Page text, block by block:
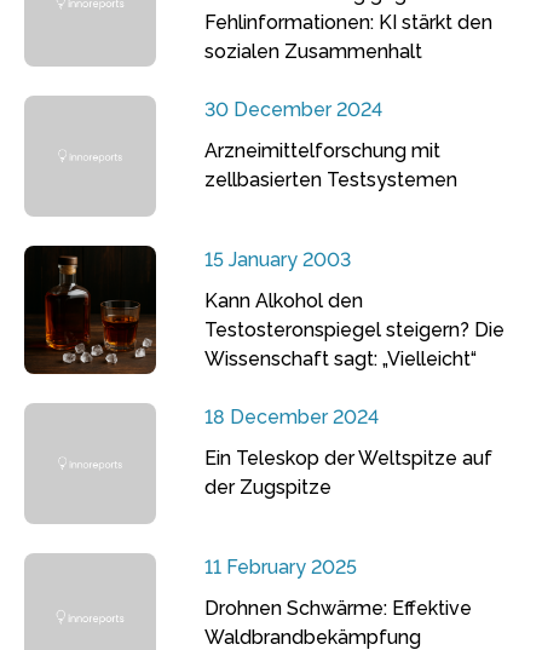
Fehlinformationen: KI stärkt den
sozialen Zusammenhalt
30 December 2024
Arzneimittelforschung mit
zellbasierten Testsystemen
15 January 2003
Kann Alkohol den
Testosteronspiegel steigern? Die
Wissenschaft sagt: „Vielleicht“
18 December 2024
Ein Teleskop der Weltspitze auf
der Zugspitze
11 February 2025
Drohnen Schwärme: Effektive
Waldbrandbekämpfung